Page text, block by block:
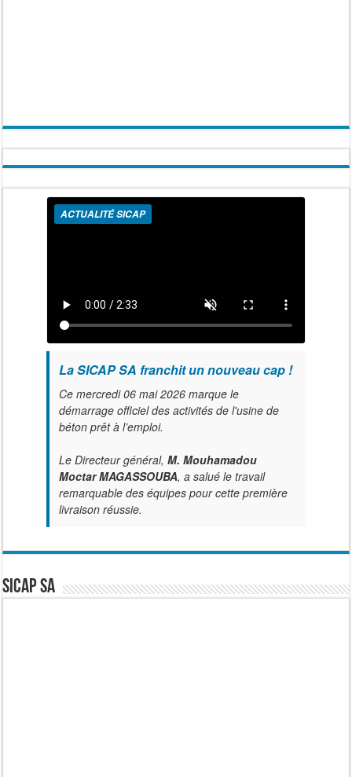
ACTUALITÉ SICAP
La SICAP SA franchit un nouveau cap !
Ce mercredi 06 mai 2026 marque le
démarrage officiel des activités de l'usine de
béton prêt à l’emploi.
Le Directeur général, M. Mouhamadou
Moctar MAGASSOUBA, a salué le travail
remarquable des équipes pour cette première
livraison réussie.
SICAP SA